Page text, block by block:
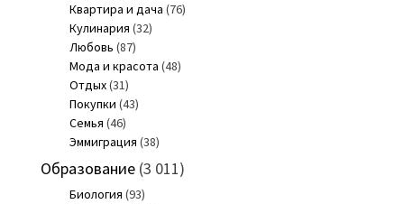
Квартира и дача (76)
Кулинария (32)
Любовь (87)
Мода и красота (48)
Отдых(31)
Покупки (43)
Семья (46)
Эммиграция (38)
Образование(3 011)
Биология (93)